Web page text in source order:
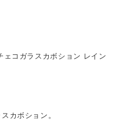
ェコガラスカボション レイン
カボション。